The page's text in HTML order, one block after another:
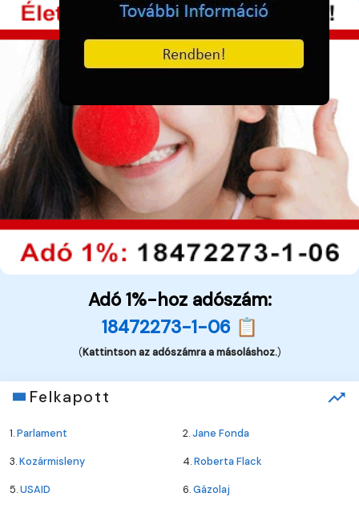
Adó 1%-hoz adószám:
18472273-1-06 📋
(Kattintson az adószámra a másoláshoz.)
Felkapott
1.Parlament 2.Jane Fonda
3.Kozármisleny 4.Roberta Flack
5.USAID 6.Gázolaj